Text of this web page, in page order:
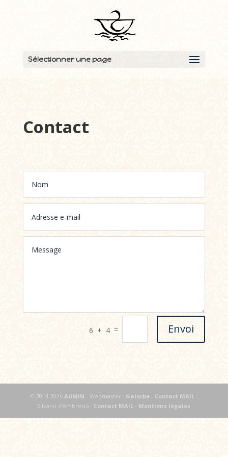
Sélectionner une page
Contact
6 + 4 = Envoi
© 2014-2026 ADMIN - Webmaster : Galorbe - Contact MAIL -
Silvano d'Ambrosio : Contact MAIL - Mentions légales